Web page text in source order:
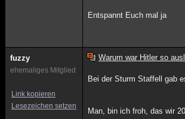
Entspannt Euch mal ja
fuzzy
ehemaliges Mitglied
Link kopieren
Lesezeichen setzen
Warum war Hitler so
Bei der Sturm Staffell gab
Man, bin ich froh, das wir